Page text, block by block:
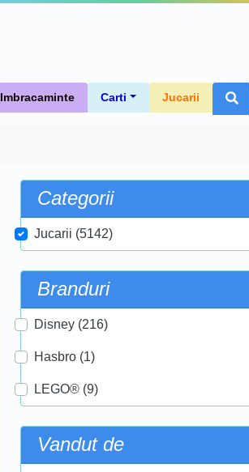
Imbracaminte Carti Jucarii
Categorii
Jucarii (5142)
Branduri
Disney (216)
Hasbro (1)
LEGO® (9)
Vandut de